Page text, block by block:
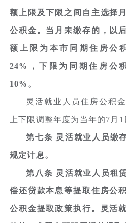
额上限及下限之间自主选择
公积金。当月未缴存的，以
额上限为本市同期住房公
24%，下限为同期住房公
10%。
灵活就业人员住房公积
上下限调整年度为当年的7月
第七条 灵活就业人员缴
规定计息。
第八条 灵活就业人员租
偿还贷款本息等提取住房公
公积金提取政策执行。灵活